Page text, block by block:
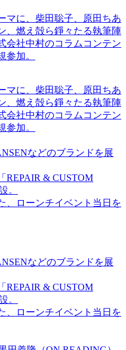
マに、柴田聡子、原田ちあ
、燃え殻ら錚々たる執筆陣
会社中村のコラムコンテン
参加。
マに、柴田聡子、原田ちあ
、燃え殻ら錚々たる執筆陣
会社中村のコラムコンテン
参加。
などのブランドを展
REPAIR & CUSTOM
。
、ローンチイベント当日を
などのブランドを展
REPAIR & CUSTOM
。
、ローンチイベント当日を